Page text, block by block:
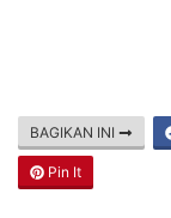
BAGIKAN INI
Pin It